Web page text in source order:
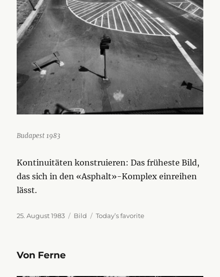
Budapest 1983
Kontinuitäten konstruieren: Das früheste Bild,
das sich in den «Asphalt»-Komplex einreihen
lässt.
Veröffentlicht
25. August 1983 Format
Bild Kategorien
Today’s favorite
Von Ferne